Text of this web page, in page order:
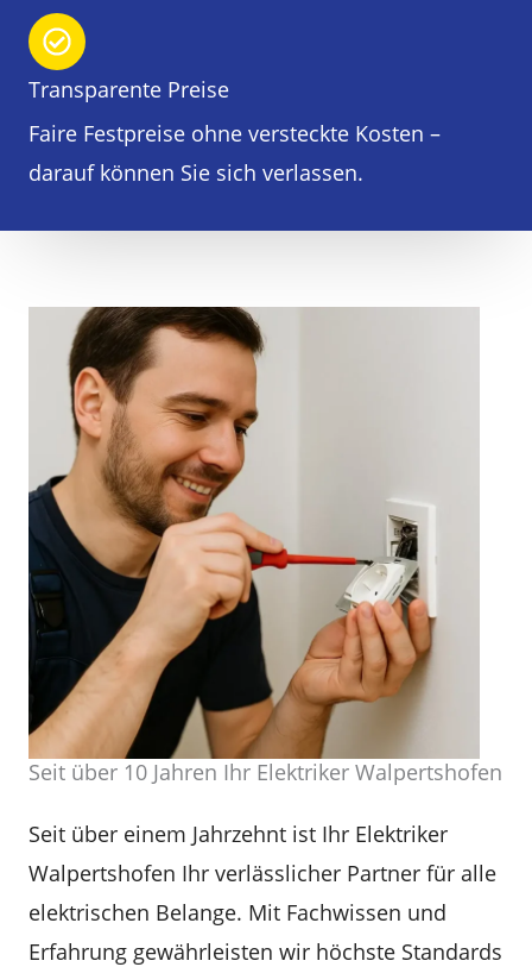
Transparente Preise
Faire Festpreise ohne versteckte Kosten –
darauf können Sie sich verlassen.
Seit über 10 Jahren Ihr Elektriker Walpertshofen
Seit über einem Jahrzehnt ist Ihr Elektriker
Walpertshofen Ihr verlässlicher Partner für alle
elektrischen Belange. Mit Fachwissen und
Erfahrung gewährleisten wir höchste Standards